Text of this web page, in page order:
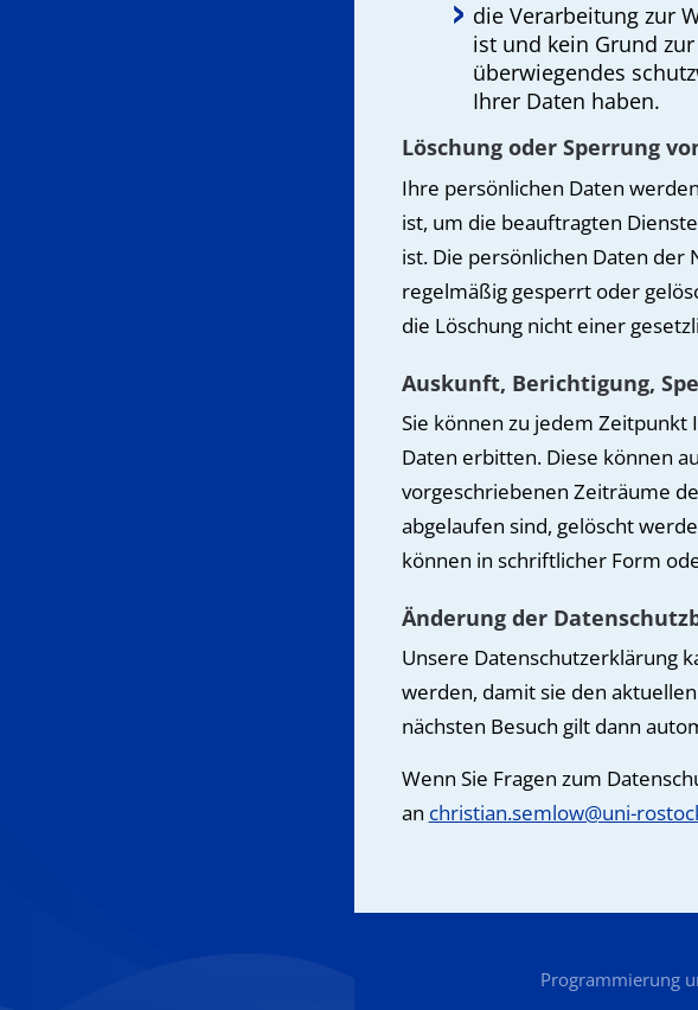
die Verarbeitung zur
ist und kein Grund
überwiegendes
Ihrer Daten haben.
Löschung oder Sperrung
Ihre persönlichen Daten
ist, um die beauftragten
ist. Die persönlichen Daten der
regelmäßig gesperrt oder
die Löschung nicht einer
Auskunft, Berichtigung,
Sie können zu jedem
Daten erbitten. Diese können
vorgeschriebenen Zeiträume
abgelaufen sind, gelöscht
können in schriftlicher Form
Änderung der
Unsere Datenschutzerklärung
werden, damit sie den
nächsten Besuch gilt dann
Wenn Sie Fragen zum
an christian.semlow@uni-
Programmierung